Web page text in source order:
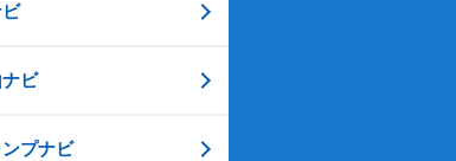
ビ
プナビ